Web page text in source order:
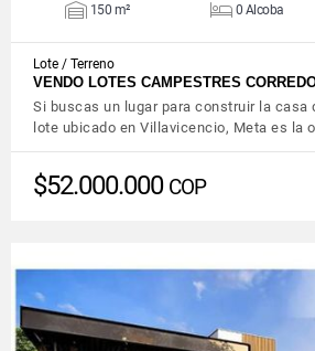
150 m² 0 Alcoba
Lote / Terreno
VENDO LOTES CAMPESTRES
Si buscas un lugar para construir la casa
lote ubicado en Villavicencio, Meta es la
$52.000.000 COP